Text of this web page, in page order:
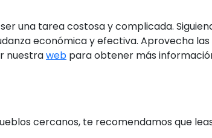
una tarea costosa y complicada.
económica y efectiva. Aprovecha
nuestraweb para obtener más
cercanos, te recomendamos que